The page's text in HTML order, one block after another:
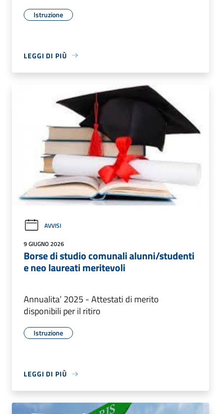
Istruzione
LEGGI DI PIÙ
AVVISI
9 GIUGNO 2026
Borse di studio comunali alunni/studenti
e neo laureati meritevoli
Annualita’ 2025 - Attestati di merito
disponibili per il ritiro
Istruzione
LEGGI DI PIÙ